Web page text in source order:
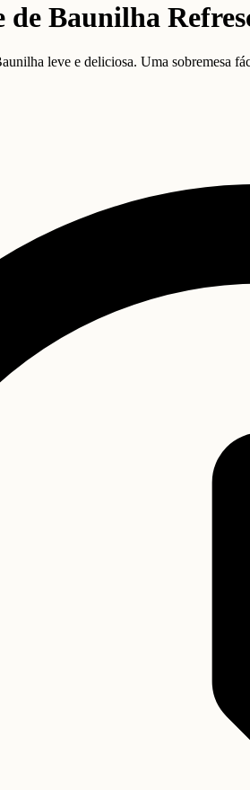
Baunilha
leve e deliciosa. Uma sobremesa